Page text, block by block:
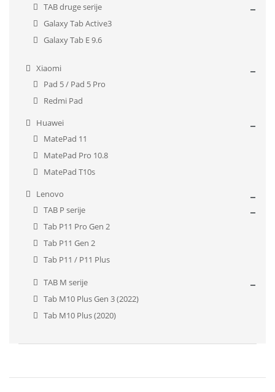
TAB druge serije
Galaxy Tab Active3
Galaxy Tab E 9.6
Xiaomi
Pad 5 / Pad 5 Pro
Redmi Pad
Huawei
MatePad 11
MatePad Pro 10.8
MatePad T10s
Lenovo
TAB P serije
Tab P11 Pro Gen 2
Tab P11 Gen 2
Tab P11 / P11 Plus
TAB M serije
Tab M10 Plus Gen 3 (2022)
Tab M10 Plus (2020)